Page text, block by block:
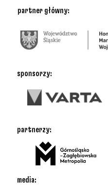
partner główny:
sponsorzy:
media:
partnerzy: